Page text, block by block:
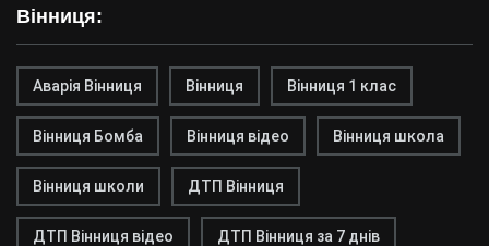
Вінниця:
Аварія Вінниця Вінниця Вінниця 1 клас
Вінниця Бомба Вінниця відео Вінниця школа
Вінниця школи ДТП Вінниця
ДТП Вінниця відео ДТП Вінниця за 7 днів